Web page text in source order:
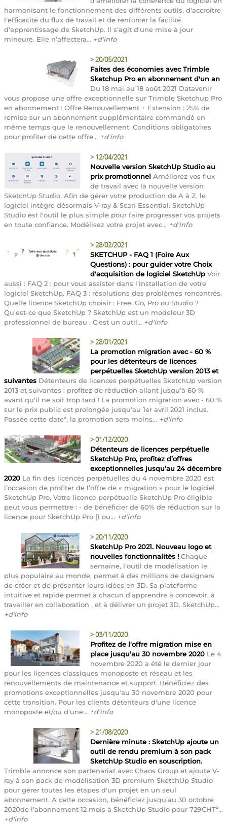
harmonisant le fonctionnement des différents outils, d'accroître
l'efficacité du flux de travail et de renforcer la facilité
d'apprentissage de SketchUp. Il s’agit d’une mise à jour
mineure. Elle n’affectera... +d'info
>20/05/2021
Faites des économies avec Trimble
Sketchup Pro en abonnement d'un an
Du 18 mai au 18 août 2021 Datavenir
vous propose une offre exceptionnelle sur Trimble Sketchup Pro
en abonnement : Offre Renouvellement + Extension : 25% de
remise sur un abonnement supplémentaire commandé en
même temps que le renouvellement. Conditions obligatoires
pour profiter de cette offre... +d'info
> 12/04/2021
Nouvelle version SketchUp Studio au
prix promotionnel Améliorez vos flux
de travail avec la nouvelle version
SketchUp Studio. Afin de gérer votre production de A à Z, le
logiciel intègre désormais V-ray & Scan Essential. SketchUp
Studio est l'outil le plus simple pour faire progresser vos projets
en toute confiance. Modélisez votre projet avec... +d'info
>28/02/2021
SKETCHUP - FAQ 1 (Foire Aux
Questions) : pour guider votre Choix
d'acquisition de logiciel SketchUp Voir
aussi : FAQ 2 : pour vous assister dans l'installation de votre
logiciel SketchUp. FAQ 3 : résolutions des problèmes rencontrés.
Quelle licence SketchUp choisir : Free, Go, Pro ou Studio ?
Qu'est-ce que SketchUp ? SketchUp est un modeleur 3D
professionnel de bureau . C'est un outil... +d'info
>28/01/2021
La promotion migration avec - 60 %
pour les détenteurs de licences
perpétuelles SketchUp version 2013 et
suivantes Détenteurs de licences perpétuelles SketchUp version
2013 et suivantes : profitez de réduction allant jusqu’à 60 %
avant qu'il ne soit trop tard ! La promotion migration avec - 60 %
sur le prix public est prolongée jusqu'au 1er avril 2021 inclus.
Passée cette date*, la promotion sera moins... +d'info
>01/12/2020
Détenteurs de licences perpétuelle
SketchUp Pro, profitez d’offres
exceptionnelles jusqu’au 24 décembre
2020 La fin des licences perpétuelles du 4 novembre 2020 est
l’occasion de profiter de l’offre de « migration » pour le logiciel
SketchUp Pro. Votre licence perpétuelle SketchUp Pro éligible
peut vous permettre : - de bénéficier de 60% de réduction sur la
licence pour SketchUp Pro [1 ou... +d'info
>20/11/2020
SketchUp Pro 2021. Nouveau logo et
nouvelles fonctionnalités ! Chaque
semaine, l’outil de modélisation le
plus populaire au monde, permet à des millions de designers
de créer et de présenter leurs idées en 3D. Sa plateforme
intuitive et rapide permet à chacun d’apprendre à concevoir, à
travailler en collaboration , et à délivrer un projet 3D. SketchUp...
+d'info
>03/11/2020
Profitez de l'offre migration mise en
place jusqu'au 30 novembre 2020 Le 4
novembre 2020 a été le dernier jour
pour les licences classiques monoposte et réseau et les
renouvellements de maintenance et support. Bénéficiez des
promotions exceptionnelles jusqu'au 30 novembre 2020 pour
cette transition. Pour les clients détenteurs d'une licence
monoposte et/ou d'une... +d'info
>21/08/2020
Dernière minute : SketchUp ajoute un
outil de rendu premium à son pack
SketchUp Studio en souscription.
Trimble annonce son partenariat avec Chaos Group et ajoute V-
ray à son pack de modélisation 3D premium SketchUp Studio
pour gérer toutes les étapes d'un projet en un seul
abonnement. A cette occasion, bénéficiez jusqu’au 30 octobre
2020de l’abonnement 12 mois à SketchUp Studio pour 729€HT*...
+d'info